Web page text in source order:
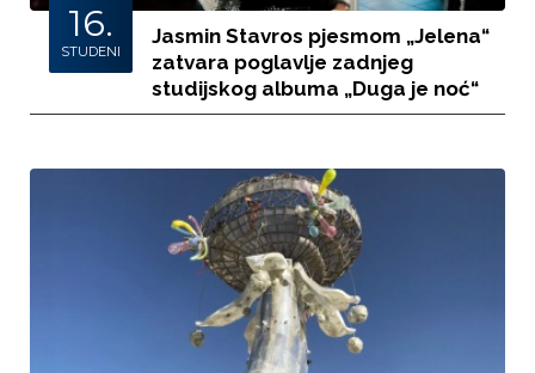
16.
STUDENI
Jasmin Stavros pjesmom „Jelena“
zatvara poglavlje zadnjeg
studijskog albuma „Duga je noć“